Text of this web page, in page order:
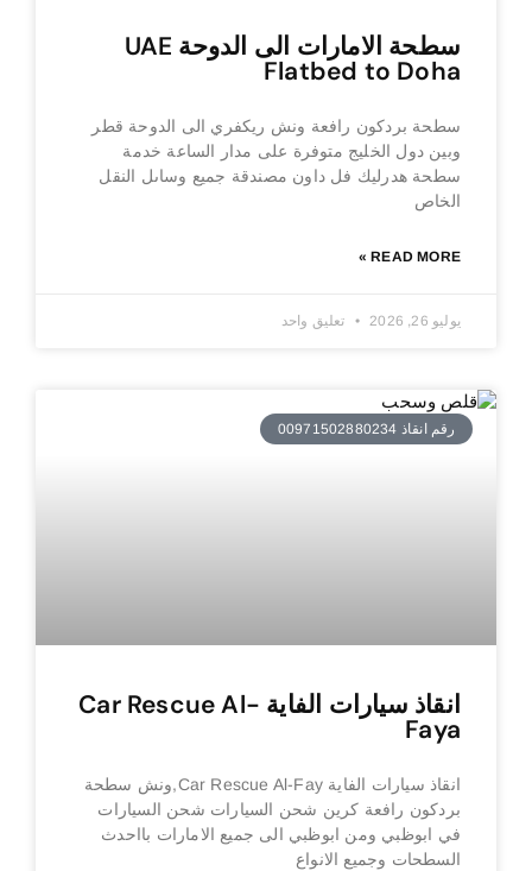
سطحة الامارات الى الدوحة UAE
Flatbed to Doha
سطحة بردكون رافعة ونش ريكفري الى الدوحة قطر
وبين دول الخليج متوفرة على مدار الساعة خدمة
سطحة هدرليك فل داون مصندقة جميع وساىل النقل
الخاص
READ MORE »
يوليو 26, 2026 تعليق واحد
رقم انقاذ 00971502880234
انقاذ سيارات الفاية Car Rescue Al-
Faya
انقاذ سيارات الفاية Car Rescue Al-Fay,ونش سطحة
بردكون رافعة كرين شحن السيارات شحن السيارات
في ابوظبي ومن ابوظبي الى جميع الامارات بااحدث
السطحات وجميع الانواع